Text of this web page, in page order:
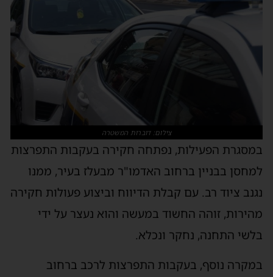
צילום: דוברות המשטרה
במסגרת הפעילות, נפתחה חקירה בעקבות התפרצות
למחסן בבניין ברחוב האדמו"ר מבעלז בעיר, ממנו
נגנב ציוד רב. עם קבלת הדיווח וביצוע פעולות חקירה
מהירות, זוהה החשוד במעשה והוא נעצר על ידי
בלשי התחנה, נחקר ונכלא.
במקרה נוסף, בעקבות התפרצות לרכב ברחוב